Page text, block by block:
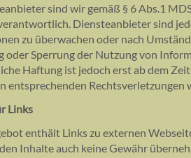
sind wir gemäß § 6 Abs.1
Diensteanbieter sind
zu überwachen oder nach
oder Sperrung der Nutzung von
Haftung ist jedoch erst ab dem
entsprechenden Rechtsverletzungen
Links
enthält Links zu externen
Inhalte auch keine Gewähr